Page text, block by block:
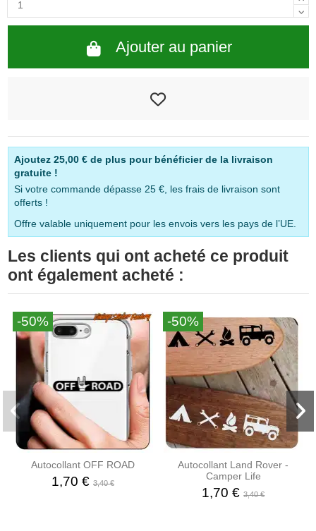
Ajouter au panier
Ajoutez 25,00 €de plus pour bénéficier de la livraison
gratuite !
Si votre commande dépasse 25 €, les frais de livraison sont
offerts !
Offre valable uniquement pour les envois vers les pays de l’UE.
Les clients qui ont acheté ce produit
ont également acheté :
-50%
Autocollant OFF ROAD
1,70 € 3,40 €
-50%
Autocollant Land Rover -
Camper Life
1,70 €3,40 €